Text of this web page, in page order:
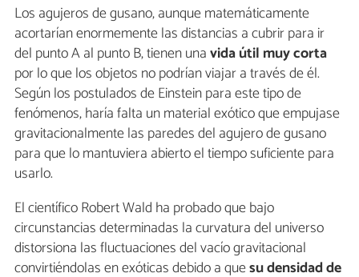
Los agujeros de gusano, aunque matemáticamente
acortarían enormemente las distancias a cubrir para ir
del punto A al punto B, tienen unavida útil muy corta
por lo que los objetos no podrían viajar a través de él.
Según los postulados de Einstein para este tipo de
fenómenos, haría falta un material exótico que empujase
gravitacionalmente las paredes del agujero de gusano
para que lo mantuviera abierto el tiempo suficiente para
usarlo.
El científico Robert Wald ha probado que bajo
circunstancias determinadas la curvatura del universo
distorsiona las fluctuaciones del vacío gravitacional
convirtiéndolas en exóticas debido a quesu densidad de